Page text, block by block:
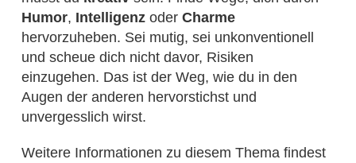
Humor, Intelligenz oder Charme
hervorzuheben. Sei mutig, sei unkonventionell
und scheue dich nicht davor, Risiken
einzugehen. Das ist der Weg, wie du in den
Augen der anderen hervorstichst und
unvergesslich wirst.
Weitere Informationen zu diesem Thema findest